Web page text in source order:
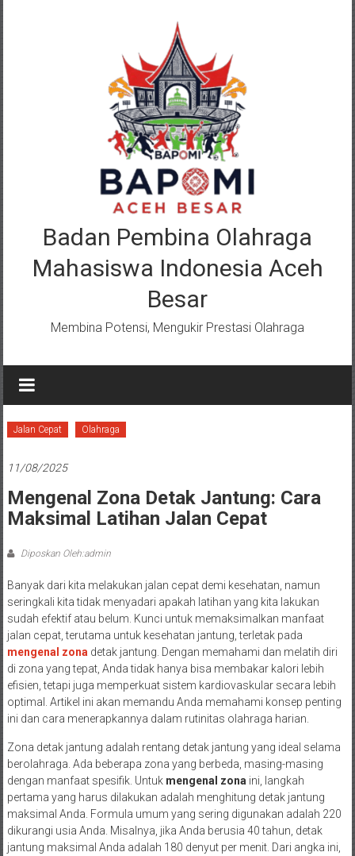
Badan Pembina Olahraga
Mahasiswa Indonesia Aceh
Besar
Membina Potensi, Mengukir Prestasi Olahraga
Jalan Cepat Olahraga
11/08/2025
Mengenal Zona Detak Jantung: Cara
Maksimal Latihan Jalan Cepat
Diposkan Oleh:admin
Banyak dari kita melakukan jalan cepat demi kesehatan, namun
seringkali kita tidak menyadari apakah latihan yang kita lakukan
sudah efektif atau belum. Kunci untuk memaksimalkan manfaat
jalan cepat, terutama untuk kesehatan jantung, terletak pada
mengenal zona detak jantung. Dengan memahami dan melatih diri
di zona yang tepat, Anda tidak hanya bisa membakar kalori lebih
efisien, tetapi juga memperkuat sistem kardiovaskular secara lebih
optimal. Artikel ini akan memandu Anda memahami konsep penting
ini dan cara menerapkannya dalam rutinitas olahraga harian.
Zona detak jantung adalah rentang detak jantung yang ideal selama
berolahraga. Ada beberapa zona yang berbeda, masing-masing
dengan manfaat spesifik. Untuk mengenal zona ini, langkah
pertama yang harus dilakukan adalah menghitung detak jantung
maksimal Anda. Formula umum yang sering digunakan adalah 220
dikurangi usia Anda. Misalnya, jika Anda berusia 40 tahun, detak
jantung maksimal Anda adalah 180 denyut per menit. Dari angka ini,